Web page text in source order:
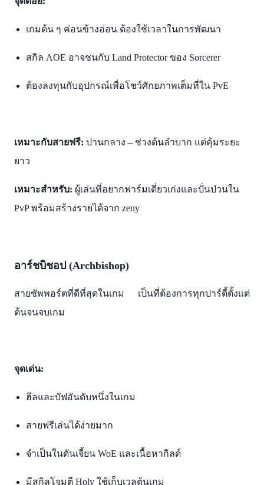
เกมต้น ๆ ค่อนข้างอ่อน ต้องใช้เวลาในการพัฒนา
สกิล AOE อาจชนกับ Land Protector ของ Sorcerer
ต้องลงทุนกับอุปกรณ์เพื่อโชว์ศักยภาพเต็มที่ใน PvE
เหมาะกับสายฟรี: ปานกลาง – ช่วงต้นลำบาก แต่คุ้มระยะ
ยาว
เหมาะสำหรับ: ผู้เล่นที่อยากฟาร์มเดี่ยวเก่งและปั่นป่วนใน
PvP พร้อมสร้างรายได้จาก zeny
อาร์ชบิชอป (Archbishop)
สายซัพพอร์ตที่ดีที่สุดในเกม เป็นที่ต้องการทุกปาร์ตี้ตั้งแต่
ต้นจนจบเกม
จุดเด่น:
ฮีลและบัฟอันดับหนึ่งในเกม
สายฟรีเล่นได้ง่ายมาก
จำเป็นในดันเจี้ยน WoE และเนื้อหากิลด์
มีสกิลโจมตี Holy ใช้เก็บเวลต้นเกม